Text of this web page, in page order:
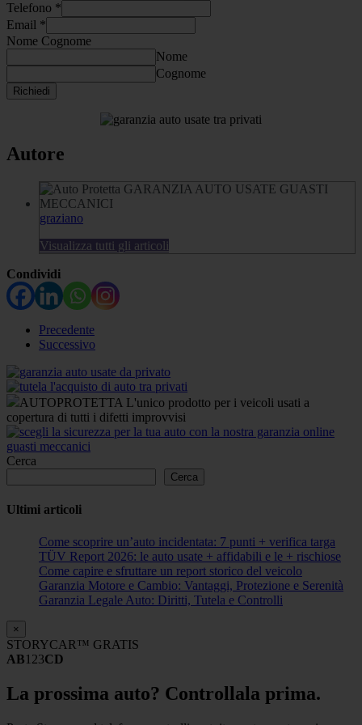
Telefono *
Email *
Nome Cognome
Nome
Cognome
Richiedi
Autore
graziano
Visualizza tutti gli articoli
Condividi
Precedente
Successivo
AUTOPROTETTA L'unico prodotto per i veicoli usati a
copertura di tutti i difetti improvvisi
Cerca
Cerca
Ultimi articoli
Come scoprire un’auto incidentata: 7 punti + verifica targa
TÜV Report 2026: le auto usate + affidabili e le + rischiose
Come capire e sfruttare un report storico del veicolo
Garanzia Motore e Cambio: Vantaggi, Protezione e Serenità
Garanzia Legale Auto: Diritti, Tutela e Controlli
×
STORYCAR™ GRATIS
AB123CD
La prossima auto? Controllala prima.